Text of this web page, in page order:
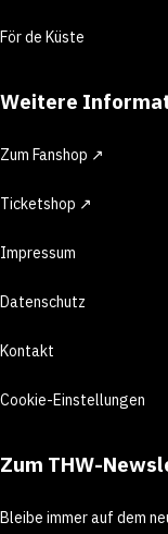
För de Küste
Weitere
Zum Fanshop ↗
Ticketshop ↗
Impressum
Datenschutz
Kontakt
Cookie-Einstellungen
Zum THW-
Bleibe immer auf dem